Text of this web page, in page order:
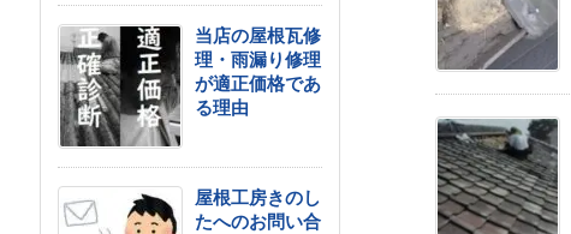
当店の屋根瓦修
理・雨漏り修理
が適正価格であ
る理由
屋根工房きのし
たへのお問い合